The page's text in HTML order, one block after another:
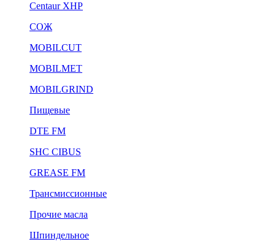
Centaur XHP
СОЖ
MOBILCUT
MOBILMET
MOBILGRIND
Пищевые
DTE FM
SHC CIBUS
GREASE FM
Трансмиссионные
Прочие масла
Шпиндельное